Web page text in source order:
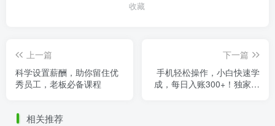
收藏
上一篇
科学设置薪酬，助你留住优
秀员工，老板必备课程
下一篇
手机轻松操作，小白快速学
成，每日入账300+！独家教
相关推荐